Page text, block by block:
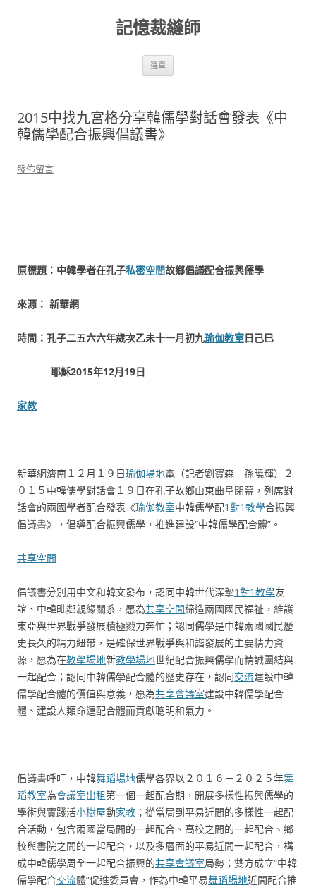
記憶裁縫師
選單
2015中找九宮格分享韓儒學對話會發表《中
韓儒學配合振興倡議書》
發佈留言
原標題：中韓學者在孔子私密空間故鄉倡議配合振興儒學
來源： 新華網
時間：孔子二五六六年歲次乙未十一月初九瑜伽教室日己巳
耶穌2015年12月19日
家教
新華網濟南１２月１９日瑜伽場地電（記者劉寶森 孫曉輝）２
０１５中韓儒學對話會１９日在孔子故鄉山東曲阜閉幕，列席對
話會的兩國學者配合發表《瑜伽教室中韓儒學配1對1教學合振興
倡議書》，倡導配合振興儒學，推進建設“中韓儒學配合體”。
共享空間
倡議書分別用中文和韓文發布，認同中韓世代深摯1對1教學友
誼、中韓毗鄰親緣關系，愿為共享空間締造兩國國民福祉，維護
東亞與世界戰爭發展積極戮力奔忙；認同儒學是中韓兩國國民歷
史長久的精力紐帶，是確保世界戰爭與和諧發展的主要精力資
源，愿為在教學場地新教學場地世紀配合振興儒學而精誠團結與
一起配合；認同中韓儒學配合體的歷史存在，認同交流建設中韓
儒學配合體的價值與意義，愿為共享會議室建設中韓儒學配合
體、建設人類命運配合體而貢獻聰明和氣力。
倡議書呼吁，中韓舞蹈場地儒學各界以２０１６－２０２５年舞
蹈教室為會議室出租第一個一起配合期，開展多樣性振興儒學的
學術與實踐活小樹屋動家教 ；從當局到平易近間的多樣性一起配
合活動，包含兩國當局間的一起配合、高校之間的一起配合、鄉
校與書院之間的一起配合，以及多層面的平易近間一起配合，構
成中韓儒學周全一起配合振興的共享會議室局勢；雙方成立“中韓
儒學配合交流體”促進委員會，作為中韓平易舞蹈場地近間配合推